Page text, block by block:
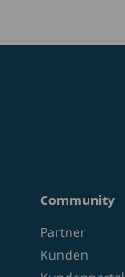
Community
Partner
Kunden